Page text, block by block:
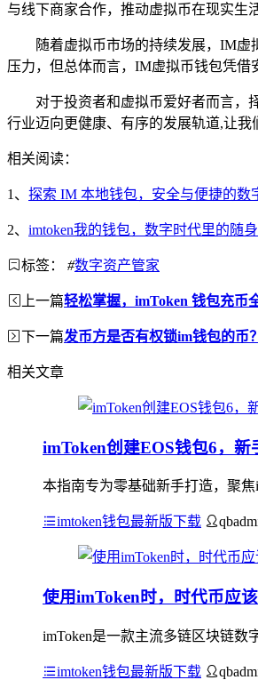
与线下商家合作，推动虚拟币在现实生
随着虚拟币市场的持续发展，IM
压力，但总体而言，IM虚拟币钱包凭借
对于投资者和虚拟币爱好者而言，
行业迈向更健康、有序的发展轨道,让我
相关阅读：
1、 探索 IM 本地钱包，安全与便捷的数
2、 imtoken我的钱包，数字时代里的随
标签： #数字资产管家
上一篇轻松掌握，imToken 钱包充币
下一篇发币方是否有权锁im钱包的币？
相关文章
imToken创建EOS钱包6，
本指南专为零基础新手打造，聚
imtoken钱包最新版下载
使用imToken时，时代币应
imToken是一款主流多链区块链数
imtoken钱包最新版下载